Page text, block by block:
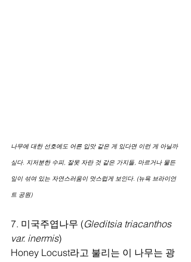
나무에 대한 선호에도 어른 입맛 같은 게 있다면 이런 게 아닐까
싶다. 지저분한 수피, 잘못 자란 것 같은 가지들, 마르거나 물든
잎이 섞여 있는 자연스러움이 멋스럽게 보인다. (뉴욕 브라이언
트 공원)
7. 미국주엽나무 (Gleditsia triacanthos
var. inermis)
Honey Locust라고 불리는 이 나무는 광